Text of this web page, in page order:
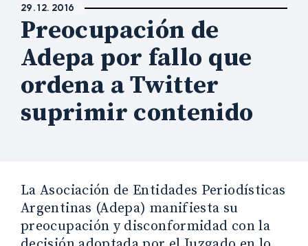
29. 12. 2016
Preocupación de
Adepa por fallo que
ordena a Twitter
suprimir contenido
La Asociación de Entidades Periodísticas
Argentinas (Adepa) manifiesta su
preocupación y disconformidad con la